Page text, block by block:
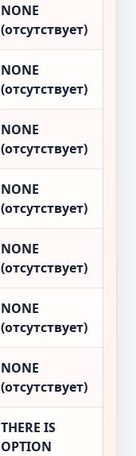
NONE
(отсутствует)
NONE
(отсутствует)
NONE
(отсутствует)
NONE
(отсутствует)
NONE
(отсутствует)
NONE
(отсутствует)
NONE
(отсутствует)
THERE IS
OPTION